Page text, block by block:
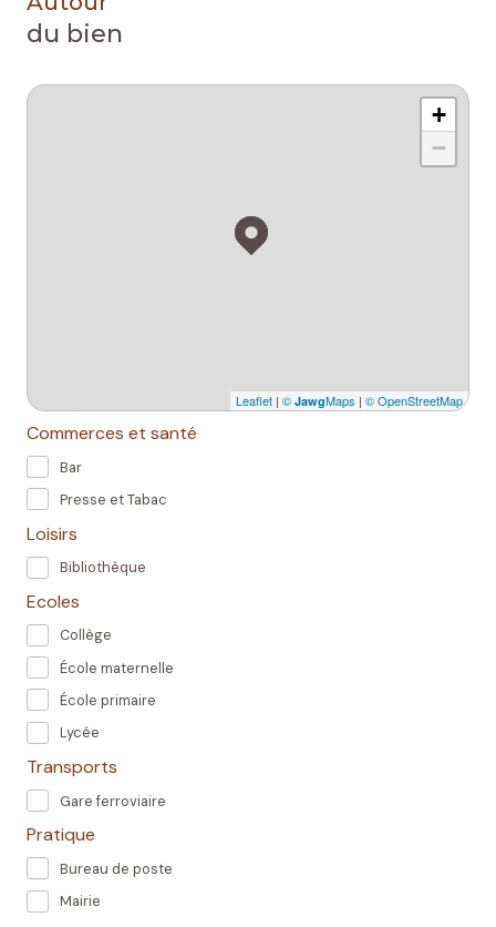
du bien
+
−
Leaflet | © JawgMaps | © OpenStreetMap
Commerces et santé
Bar
Presse et Tabac
Loisirs
Bibliothèque
Ecoles
Collège
École maternelle
École primaire
Lycée
Transports
Gare ferroviaire
Pratique
Bureau de poste
Mairie